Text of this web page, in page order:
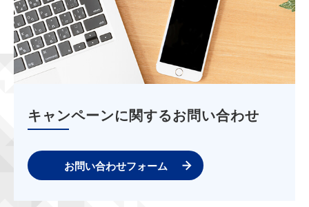
キャンペーンに関するお問い合わせ
お問い合わせフォーム